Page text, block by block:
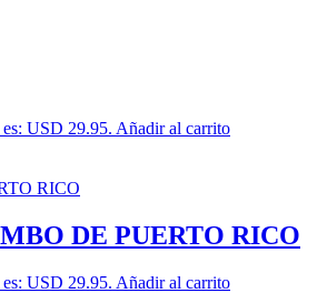
USD 29.95. Añadir al carrito
DE PUERTO RICO
USD 29.95. Añadir al carrito